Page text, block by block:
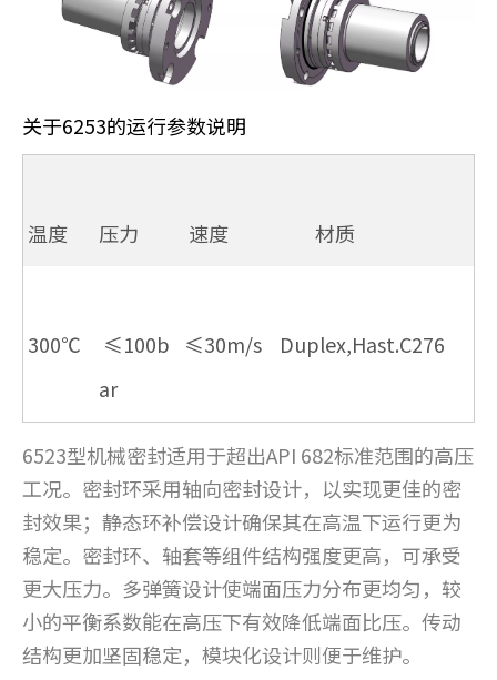
关于6253的运行参数说明
温度 压力 速度 材质
300℃
≤100b
ar
≤30m/s Duplex,Hast.C276
6523型机械密封适用于超出API 682标准范围的高压
工况。密封环采用轴向密封设计，以实现更佳的密
封效果；静态环补偿设计确保其在高温下运行更为
稳定。密封环、轴套等组件结构强度更高，可承受
更大压力。多弹簧设计使端面压力分布更均匀，较
小的平衡系数能在高压下有效降低端面比压。传动
结构更加坚固稳定，模块化设计则便于维护。